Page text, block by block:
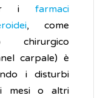
i farmaci
, come
chirurgico
carpale) è
i disturbi
mesi o altri